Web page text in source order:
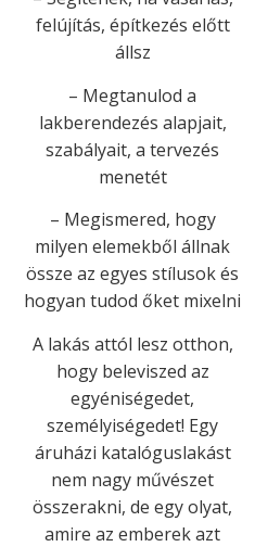
felújítás, építkezés előtt
állsz
– Megtanulod a
lakberendezés alapjait,
szabályait, a tervezés
menetét
– Megismered, hogy
milyen elemekből állnak
össze az egyes stílusok és
hogyan tudod őket mixelni
A lakás attól lesz otthon,
hogy beleviszed az
egyéniségedet,
személyiségedet! Egy
áruházi katalóguslakást
nem nagy művészet
összerakni, de egy olyat,
amire az emberek azt